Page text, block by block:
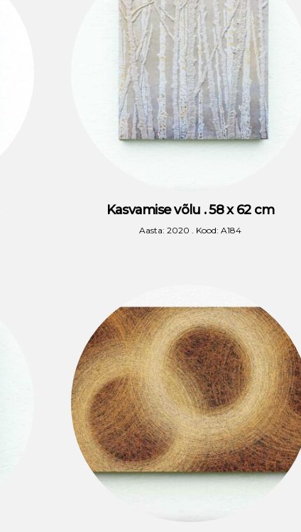
Kasvamise võlu . 58 x 62 cm
Aasta: 2020 . Kood: A184